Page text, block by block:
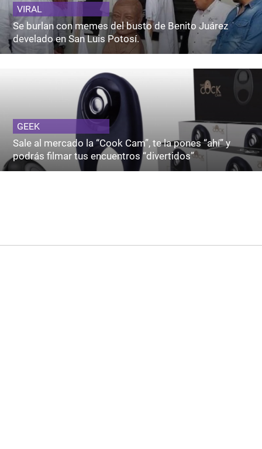
VIRAL
Se burlan con memes del busto de Benito Juárez
develado en San Luis Potosí.
GEEK
Sale al mercado la “Cook Cam”, te la pones “ahí” y
podrás filmar tus encuentros “divertidos”